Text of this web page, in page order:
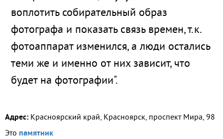
воплотить собирательный образ
фотографа и показать связь времен, т.к.
фотоаппарат изменился, а люди остались
теми же и именно от них зависит, что
будет на фотографии".
Адрес: Красноярский край, Красноярск, проспект Мира, 98
Это памятник